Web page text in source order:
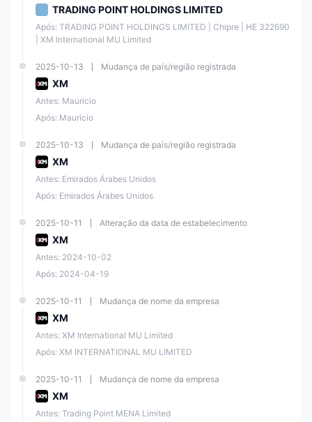
TRADING POINT HOLDINGS LIMITED
Após: TRADING POINT HOLDINGS LIMITED | Chipre | ΗΕ 322690
| XM International MU Limited
2025-10-13 Mudança de país/região registrada
XM
Antes: Maurício
Após: Maurício
2025-10-13 Mudança de país/região registrada
XM
Antes: Emirados Árabes Unidos
Após: Emirados Árabes Unidos
2025-10-11 Alteração da data de estabelecimento
XM
Antes: 2024-10-02
Após: 2024-04-19
2025-10-11 Mudança de nome da empresa
XM
Antes: XM International MU Limited
Após: XM INTERNATIONAL MU LIMITED
2025-10-11 Mudança de nome da empresa
XM
Antes: Trading Point MENA Limited